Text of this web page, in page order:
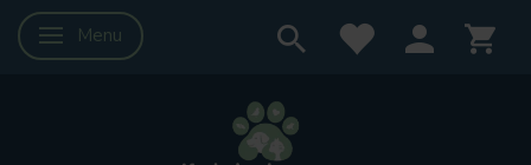
Skifte navigation
Menu